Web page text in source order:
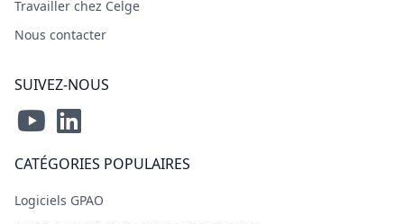
Travailler chez Celge
Nous contacter
SUIVEZ-NOUS
CATÉGORIES POPULAIRES
Logiciels GPAO